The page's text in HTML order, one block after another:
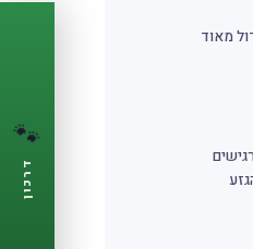
מאוד
🐾
דרכון
חיסונים
ביקורת